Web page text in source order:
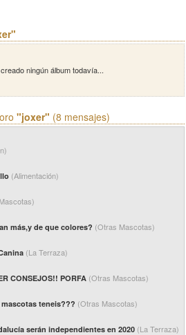
ningún álbum todavía...
"joxer" (8 mensajes)
(Alimentación)
más,y de que colores? (Otras Mascotas)
(La Terraza)
CONSEJOS!! PORFA (Otras Mascotas)
teneis??? (Otras Mascotas)
serán independientes en 2020 (La Terraza)